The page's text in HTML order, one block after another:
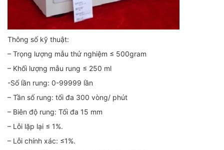
Thông số kỹ thuật:
– Trọng lượng mẫu thử nghiệm ≤ 500gram
– Khối lượng mẫu rung ≤ 250 ml
-Số lần rung: 0-99999 lần
– Tần số rung: tối đa 300 vòng/ phút
– Biên độ rung: Tối đa 15 mm
– Lỗi lặp lại ≤ 1%.
– Lỗi chính xác: ≤1%.